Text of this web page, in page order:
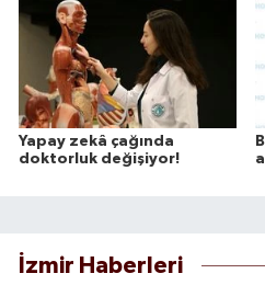
Yapay zekâ çağında
doktorluk değişiyor!
İzmir Haberleri